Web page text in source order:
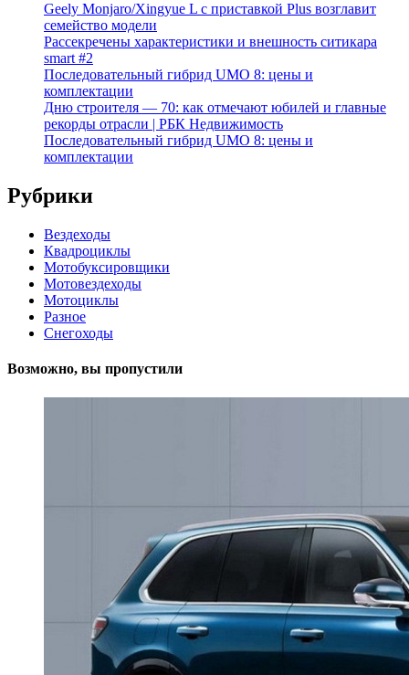
Geely Monjaro/Xingyue L с приставкой Plus возглавит
семейство модели
Рассекречены характеристики и внешность ситикара
smart #2
Последовательный гибрид UMO 8: цены и
комплектации
Дню строителя — 70: как отмечают юбилей и главные
рекорды отрасли | РБК Недвижимость
Последовательный гибрид UMO 8: цены и
комплектации
Рубрики
Вездеходы
Квадроциклы
Мотобуксировщики
Мотовездеходы
Мотоциклы
Разное
Снегоходы
Возможно, вы пропустили